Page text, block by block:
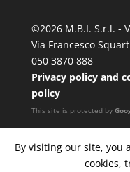
©2026 M.B.I. S.r.l. -
Via Francesco
050 3870 888
Privacy policy and
policy
This site is protected by
Chi siamo
By visiting our site, you
cookies,